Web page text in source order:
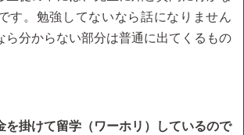
す。勉強してないなら話になりません
ら分からない部分は普通に出てくるもの
を掛けて留学（ワーホリ）しているので